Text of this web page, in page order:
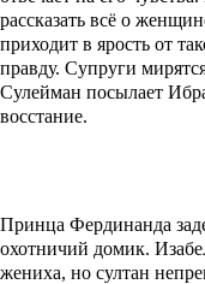
рассказать всё о
приходит в ярость от
правду. Супруги
Сулейман посылает
восстание.
Принца Фердинанда
охотничий домик.
жениха, но султан